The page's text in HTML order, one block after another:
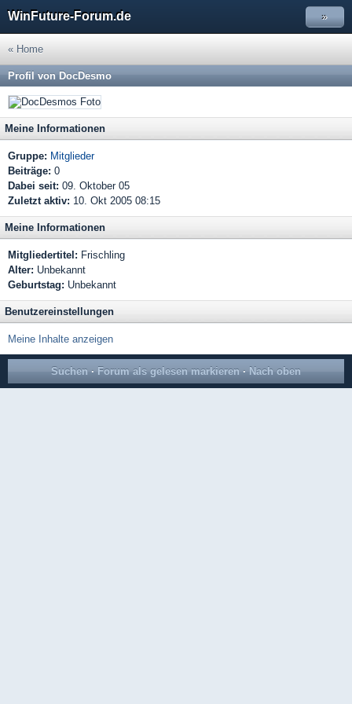
WinFuture-Forum.de »
« Home
Profil von DocDesmo
Meine Informationen
Gruppe: Mitglieder
Beiträge: 0
Dabei seit: 09. Oktober 05
Zuletzt aktiv: 10. Okt 2005 08:15
Meine Informationen
Mitgliedertitel: Frischling
Alter: Unbekannt
Geburtstag: Unbekannt
Benutzereinstellungen
Meine Inhalte anzeigen
Suchen · Forum als gelesen markieren · Nach oben